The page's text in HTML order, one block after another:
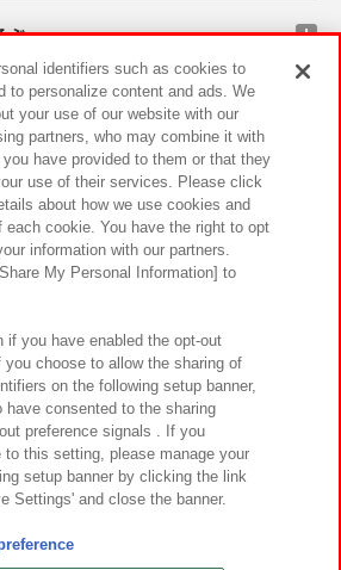
ぶ
ーン
サステナビリティ サイトポリシー
ウェブアクセシビリティ方針と検証結果
ともに
応方針 よくあるご質問・お問い合わせ
Namco Amusement Inc.
Namco Amusement Lab Inc.
identifiers such as cookies to
to personalize content and ads. We
your use of our website with our
partners, who may combine it with
have provided to them or that they
use of their services. Please click
about how we use cookies and
each cookie. You have the right to opt
information with our partners.
My Personal Information] to
if you have enabled the opt-out
choose to allow the sharing of
on the following setup banner,
have consented to the sharing
preference signals . If you
to this setting, please manage your
setup banner by clicking the link
Settings' and close the banner.